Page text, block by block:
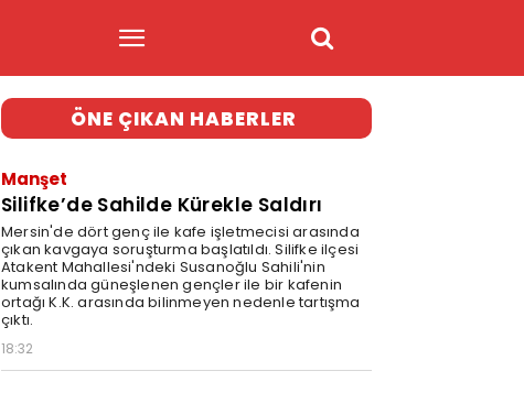
ÖNE ÇIKAN HABERLER
Manşet
Silifke’de Sahilde Kürekle Saldırı
Mersin'de dört genç ile kafe işletmecisi arasında
çıkan kavgaya soruşturma başlatıldı. Silifke ilçesi
Atakent Mahallesi'ndeki Susanoğlu Sahili'nin
kumsalında güneşlenen gençler ile bir kafenin
ortağı K.K. arasında bilinmeyen nedenle tartışma
çıktı.
18:32